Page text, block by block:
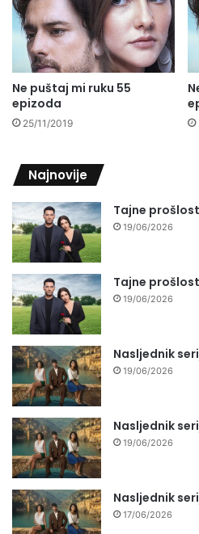
Ne puštaj mi ruku 55
epizoda
25/11/2019
Najnovije
Tajne
19/06/2026
Tajne
19/06/2026
Nasljednik
19/06/2026
Nasljednik
19/06/2026
Nasljednik
17/06/2026